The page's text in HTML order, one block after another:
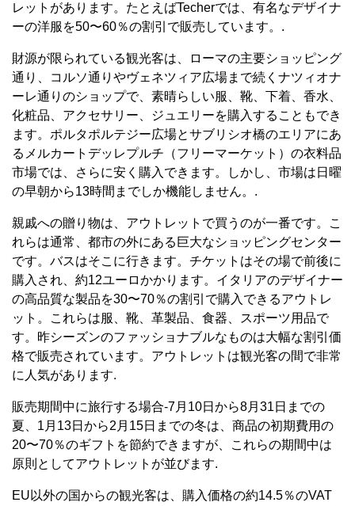
レットがあります。たとえばTecherでは、有名なデザイナ
ーの洋服を50〜60％の割引で販売しています。.
財源が限られている観光客は、ローマの主要ショッピング
通り、コルソ通りやヴェネツィア広場まで続くナツィオナ
ーレ通りのショップで、素晴らしい服、靴、下着、香水、
化粧品、アクセサリー、ジュエリーを購入することもでき
ます。ポルタポルテジー広場とサブリシオ橋のエリアにあ
るメルカートデッレプルチ（フリーマーケット）の衣料品
市場では、さらに安く購入できます。しかし、市場は日曜
の早朝から13時間までしか機能しません。.
親戚への贈り物は、アウトレットで買うのが一番です。こ
れらは通常、都市の外にある巨大なショッピングセンター
です。バスはそこに行きます。チケットはその場で前後に
購入され、約12ユーロかかります。イタリアのデザイナー
の高品質な製品を30〜70％の割引で購入できるアウトレ
ット。これらは服、靴、革製品、食器、スポーツ用品で
す。昨シーズンのファッショナブルなものは大幅な割引価
格で販売されています。アウトレットは観光客の間で非常
に人気があります.
販売期間中に旅行する場合-7月10日から8月31日までの
夏、1月13日から2月15日までの冬は、商品の初期費用の
20〜70％のギフトを節約できますが、これらの期間中は
原則としてアウトレットが並びます.
EU以外の国からの観光客は、購入価格の約14.5％のVAT